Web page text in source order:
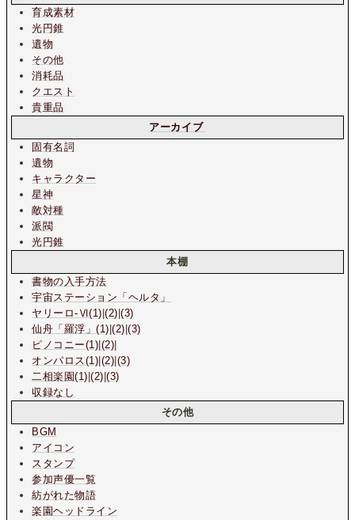
育成素材
光円錐
遺物
その他
消耗品
クエスト
貴重品
アーカイブ
固有名詞
遺物
キャラクター
星神
敵対種
派閥
光円錐
本棚
書物の入手方法
宇宙ステーション 「ヘルタ」
ヤリーロ-Ⅵ(1) |(2) |(3)
仙舟「羅浮」(1) |(2) |(3)
ピノコニー(1) (2)
オンパロス(1) (2) (3)
二相楽園(1) |(2) |(3)
収録なし
その他
BGM
アイコン
スタンプ
参加声優一覧
紡がれた物語
楽園ヘッドライン